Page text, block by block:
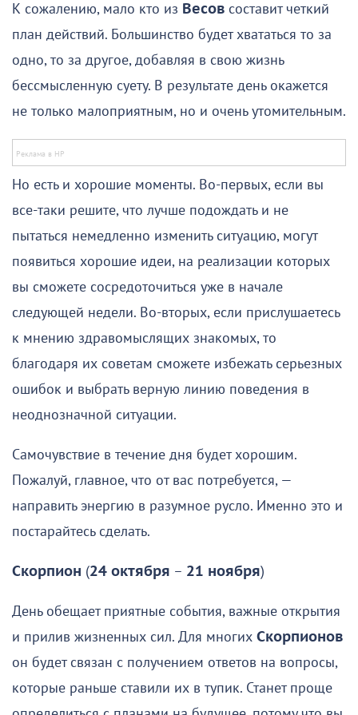
К сожалению, мало кто из Весов составит четкий
план действий. Большинство будет хвататься то за
одно, то за другое, добавляя в свою жизнь
бессмысленную суету. В результате день окажется
не только малоприятным, но и очень утомительным.
Но есть и хорошие моменты. Во-первых, если вы
все-таки решите, что лучше подождать и не
пытаться немедленно изменить ситуацию, могут
появиться хорошие идеи, на реализации которых
вы сможете сосредоточиться уже в начале
следующей недели. Во-вторых, если прислушаетесь
к мнению здравомыслящих знакомых, то
благодаря их советам сможете избежать серьезных
ошибок и выбрать верную линию поведения в
неоднозначной ситуации.
Самочувствие в течение дня будет хорошим.
Пожалуй, главное, что от вас потребуется, —
направить энергию в разумное русло. Именно это и
постарайтесь сделать.
Скорпион (24 октября – 21 ноября)
День обещает приятные события, важные открытия
и прилив жизненных сил. Для многих Скорпионов
он будет связан с получением ответов на вопросы,
которые раньше ставили их в тупик. Станет проще